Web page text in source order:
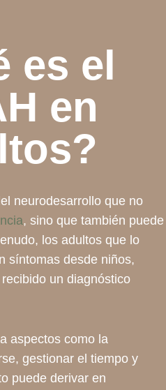
es el
en
neurodesarrollo que no
, sino que también puede
los adultos que lo
síntomas desde niños,
un diagnóstico
aspectos como la
gestionar el tiempo y
puede derivar en